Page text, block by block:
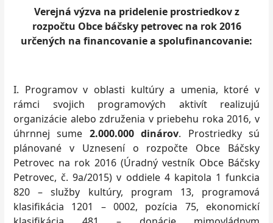
Verejná výzva na pridelenie prostriedkov z
rozpočtu Obce báčsky petrovec na rok 2016
určených na financovanie a spolufinancovanie:
I. Programov v oblasti kultúry a umenia, ktoré v
rámci svojich programových aktivít realizujú
organizácie alebo združenia v priebehu roka 2016, v
úhrnnej sume 2.000.000 dinárov. Prostriedky sú
plánované v Uznesení o rozpočte Obce Báčsky
Petrovec na rok 2016 (Úradný vestník Obce Báčsky
Petrovec, č. 9a/2015) v oddiele 4 kapitola 1 funkcia
820 – služby kultúry, program 13, programová
klasifikácia 1201 – 0002, pozícia 75, ekonomickí